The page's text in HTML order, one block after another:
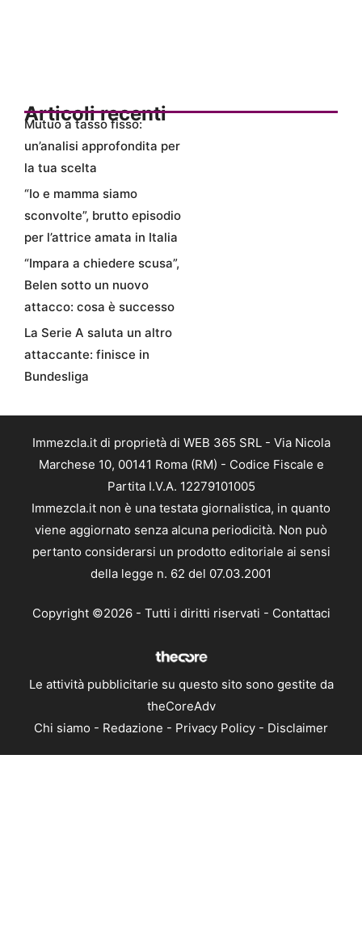
Articoli recenti
Mutuo a tasso fisso:
un’analisi approfondita per
la tua scelta
“Io e mamma siamo
sconvolte”, brutto episodio
per l’attrice amata in Italia
“Impara a chiedere scusa”,
Belen sotto un nuovo
attacco: cosa è successo
La Serie A saluta un altro
attaccante: finisce in
Bundesliga
Immezcla.it di proprietà di WEB 365 SRL - Via Nicola
Marchese 10, 00141 Roma (RM) - Codice Fiscale e
Partita I.V.A. 12279101005
Immezcla.it non è una testata giornalistica, in quanto
viene aggiornato senza alcuna periodicità. Non può
pertanto considerarsi un prodotto editoriale ai sensi
della legge n. 62 del 07.03.2001
Copyright ©2026 - Tutti i diritti riservati - Contattaci
Le attività pubblicitarie su questo sito sono gestite da
theCoreAdv
Chi siamo - Redazione - Privacy Policy - Disclaimer